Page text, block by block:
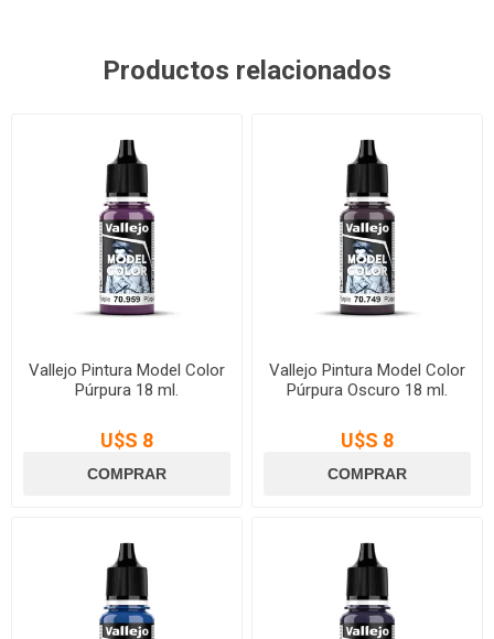
Productos relacionados
Vallejo Pintura Model Color
Púrpura 18 ml.
U$S 8
Vallejo Pintura Model Color
Púrpura Oscuro 18 ml.
U$S 8